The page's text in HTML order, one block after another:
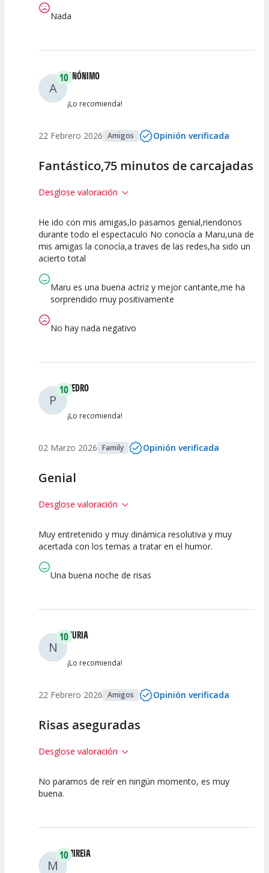
Nada
A
10ANÓNIMO
¡Lo recomienda!
22 Febrero 2026 Amigos Opinión verificada
Fantástico,75 minutos de carcajadas
Desglose valoración
10
Calidad del
Espectáculo
10
Puesta en
10
Interpretación
He ido con mis amigas,lo pasamos genial,riendonos
durante todo el espectaculo No conocía a Maru,una de
mis amigas la conocía,a traves de las redes,ha sido un
acierto total
Maru es una buena actriz y mejor cantante,me ha
sorprendido muy positivamente
No hay nada negativo
P
10PEDRO
¡Lo recomienda!
02 Marzo 2026 Family Opinión verificada
Genial
Desglose valoración
10
Espectáculo
10
Escena
10
Muy entretenido y muy dinámica resolutiva y muy
acertada con los temas a tratar en el humor.
Una buena noche de risas
N
10NURIA
¡Lo recomienda!
22 Febrero 2026 Amigos Opinión verificada
Risas aseguradas
Desglose valoración
10 10 10
No paramos de reír en ningún momento, es muy
buena.
M
10MIREIA